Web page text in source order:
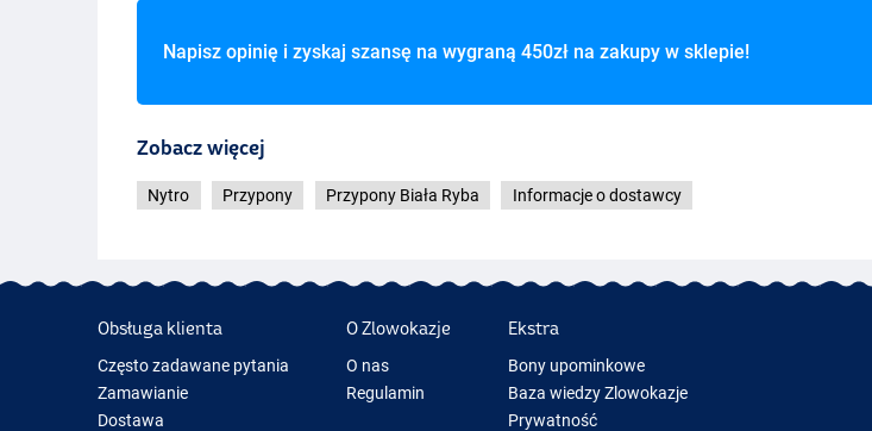
Napisz opinię i zyskaj szansę na wygraną 450zł na zakupy w sklepie!
Zobacz więcej
Nytro Przypony Przypony Biała Ryba Informacje o dostawcy
Obsługa klienta
Często zadawane pytania
Zamawianie
Dostawa
O Zlowokazje
O nas
Regulamin
Ekstra
Bony upominkowe
Baza wiedzy Zlowokazje
Prywatność